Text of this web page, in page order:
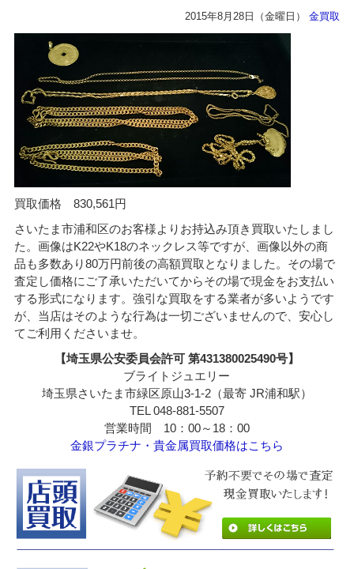
2015年8月28日（金曜日） 金買取
買取価格 830,561円
さいたま市浦和区のお客様よりお持込み頂き買取いたしまし
た。画像はK22やK18のネックレス等ですが、画像以外の商
品も多数あり80万円前後の高額買取となりました。その場で
査定し価格にご了承いただいてからその場で現金をお支払い
する形式になります。強引な買取をする業者が多いようです
が、当店はそのような行為は一切ございませんので、安心し
てご利用くださいませ。
【埼玉県公安委員会許可 第431380025490号】
ブライトジュエリー
埼玉県さいたま市緑区原山3-1-2（最寄 JR浦和駅）
TEL 048-881-5507
営業時間 10：00～18：00
金銀プラチナ・貴金属買取価格はこちら